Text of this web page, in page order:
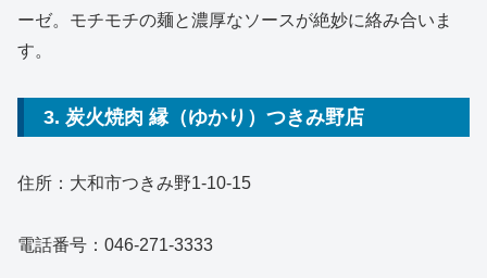
ーゼ。モチモチの麺と濃厚なソースが絶妙に絡み合いま
す。
3. 炭火焼肉 縁（ゆかり）つきみ野店
住所：大和市つきみ野1-10-15
電話番号：046-271-3333